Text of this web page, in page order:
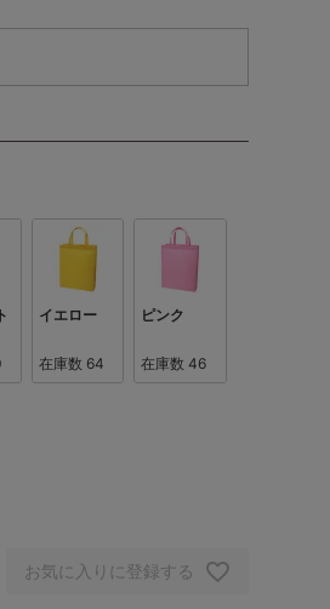
イエロー
在庫数 64
ピンク
在庫数 46
お気に入りに登録する